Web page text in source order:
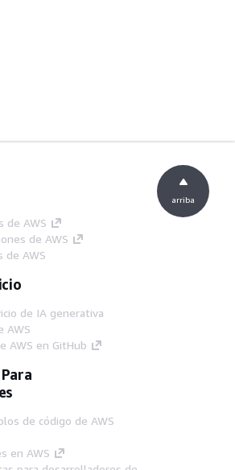
de AWS
de AWS
de AWS
de IA generativa
AWS
AWS en GitHub
de código de AWS
en AWS
arriba